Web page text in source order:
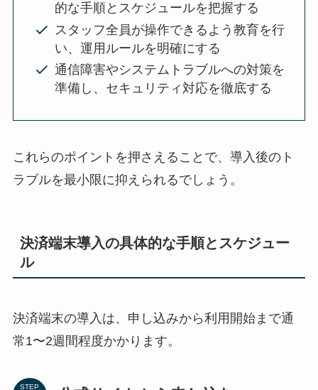
的な手順とスケジュールを把握する
スタッフ全員が操作できるよう教育を行
い、運用ルールを明確にする
通信障害やシステムトラブルへの対策を
準備し、セキュリティ対応を徹底する
これらのポイントを押さえることで、導入後のト
ラブルを最小限に抑えられるでしょう。
決済端末導入の具体的な手順とスケジュー
ル
決済端末の導入は、申し込みから利用開始まで通
常1〜2週間程度かかります。
STEP